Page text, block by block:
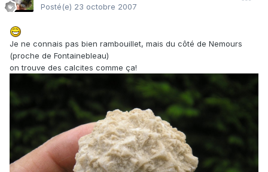
Posté(e) 23 octobre 2007
Je ne connais pas bien rambouillet, mais du côté de Nemours
(proche de Fontainebleau)
on trouve des calcites comme ça!